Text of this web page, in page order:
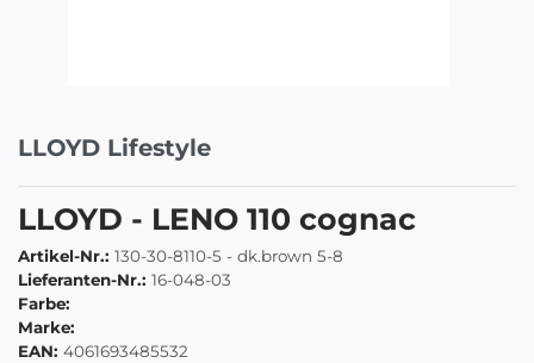
LLOYD Lifestyle
LLOYD - LENO 110 cognac
Artikel-Nr.: 130-30-8110-5 - dk.brown 5-8
Lieferanten-Nr.: 16-048-03
Farbe:
Marke:
EAN: 4061693485532